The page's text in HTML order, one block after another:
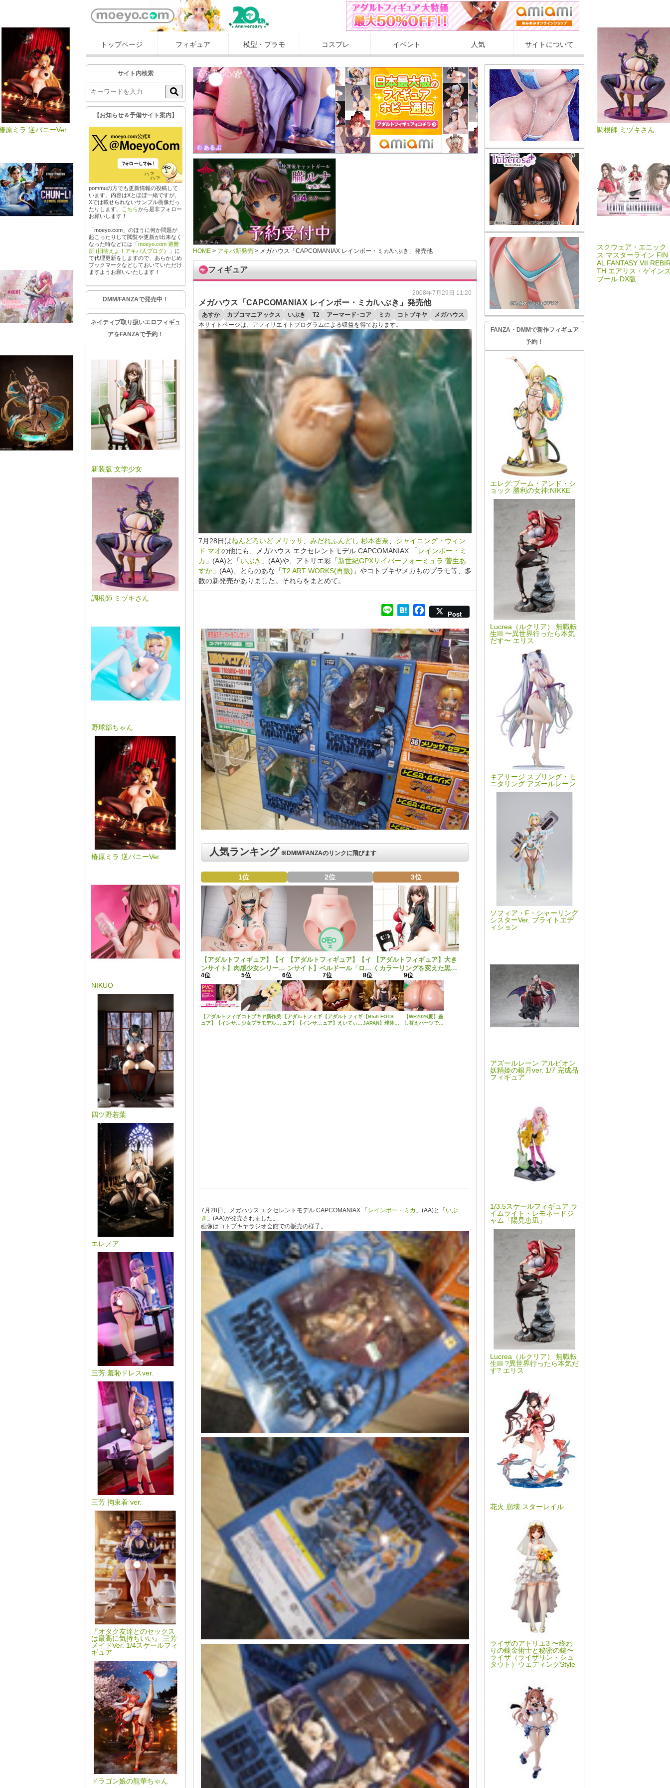
原ミラ 逆バニーVer. 調根師 ミヅキさん
スクウェア・エニック
ス マスターライン FIN
AL FANTASY VII
TH エアリス・ゲイン
ブール DX版
トップページ フィギュア 模型・プラモ コスプレ イベント 人気 サイトについて
サイト内検索
【お知らせ＆予備サイト案内】
pommuの方でも更新情報の投稿して
います。内容はXとほぼ一緒ですが、
Xでは載せられないサンプル画像だっ
たりします。
こちらから是非フォロー
お願いします！
「moeyo.com」のほうに何か問題が
起こったりして閲覧や更新が出来なく
なった時などには「 moeyo.com 避難
所 (旧萌えよ！アキバ人ブログ）
」に
て代理更新をしますので、あらかじめ
ブックマークなどしておいていただけ
ますようお願いいたします！
DMM/FANZAで発売中！
ネイティブ取り扱いエロフィギュ
アをFANZAで予約！
新装版 文学少女
調根師 ミヅキさん
野球部ちゃん
椿原ミラ 逆バニーVer.
NIKUO
四ツ野若葉
エレノア
三芳 羞恥ドレスver.
三芳 拘束着 ver.
『オタク友達とのセックス
は最高に気持ちいい』 三芳
メイドVer. 1/4スケールフィ
ギュア
ドラゴン娘の龍華ちゃん
HOME > アキバ新発売 > メガハウス「CAPCOMANIAX レインボー・ミカ/いぶき」発売他
フィギュア
2008年7月29日 11:20
メガハウス「CAPCOMANIAX レインボー・ミカ/いぶき」発売他
あすか カプコマニアックス いぶき T2 アーマード･コア ミカ コトブキヤ
メガハウス
本サイトページは、アフィリエイトプログラムによる収益を得ております。
7月28日はねんどろいど メリッサ みだれふんどし 杉本杏奈
シャイニング・ウィン
ド マオの他にも、メガハウス エクセレントモデル CAPCOMANIAX 「レインボー・ミ
カ 」(AA)と「いぶき 」(AA)や、アトリエ彩「新世紀GPXサイバーフォーミュラ 菅生あ
すか 」(AA)、とらのあな「T2 ART WORKS(再販) 」やコトブキヤメカものプラモ等、多
数の新発売がありました。それらをまとめて。
Line HatenaFacebook
Post
人気ランキング ※DMM/FANZAのリンクに飛びます
1位
【アダルトフィギュア】【イ
ンサイト】肉感少女シリーズ
より、性処理トイレの峰川さ
んが1/5スケールフィギュア
で新登場。
2位
【アダルトフィギュア】【イ
ンサイト】ベルドール「ロ
ゼ」1/5スケールフィギュア
専用「秘密のオプションパー
ツ」が登場です。
3位
【アダルトフィギュア】大き
くカラーリングを変えた黒と
赤の衣装で再登場！ネイティ
ブ新作エロフィギュア「みこ
とあけみオリジナルキャラク
ター 新装版 文学少女」
4位
【アダルトフィギ
ュア】【インサイ
5位
コトブキヤ新作美
少女プラモデル
6位
【アダルトフィギ
ュア】【インサイ
7位
【アダルトフィギ
ュア】えいてぃー
8位
【Bfull FOTS
JAPAN】球体関
9位
【WF2026夏】差
し替えパーツでぽ
7月28日、メガハウス エクセレントモデル CAPCOMANIAX 「レインボー・ミカ 」(AA)と「いぶ
き 」(AA)が発売されました。
画像はコトブキヤラジオ会館での販売の様子。
FANZA・DMMで新作フィギュア
予約！
エレグ:ブーム・アンド・シ
ョック 勝利の女神:NIKKE
Lucrea（ルクリア） 無職転
生III 〜異世界行ったら本気
だす〜 エリス
キアサージ スプリング・モ
ニタリング アズールレーン
ソフィア・F・シャーリング
シスターVer. ブライトエデ
ィション
アズールレーン アルビオン
妖精姫の銀月ver. 1/7 完成品
フィギュア
1/3.5スケールフィギュア ラ
イムライト・レモネードジ
ャム「陽見恵凪」
Lucrea（ルクリア） 無職転
生III ?異世界行ったら本気だ
す? エリス
花火 崩壊:スターレイル
ライザのアトリエ3 〜終わ
りの錬金術士と秘密の鍵〜
ライザ（ライザリン・シュ
タウト）ウェディングStyle